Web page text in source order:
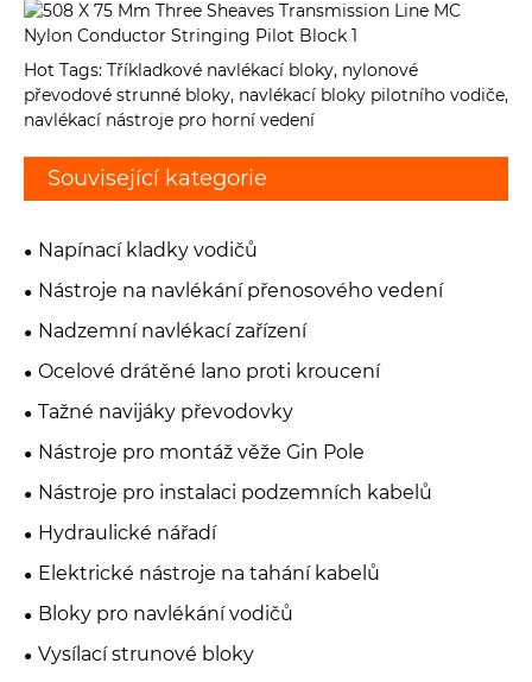
Hot Tags: Tříkladkové navlékací bloky, nylonové
převodové strunné bloky, navlékací bloky pilotního vodiče,
navlékací nástroje pro horní vedení
Související kategorie
Napínací kladky vodičů
Nástroje na navlékání přenosového vedení
Nadzemní navlékací zařízení
Ocelové drátěné lano proti kroucení
Tažné navijáky převodovky
Nástroje pro montáž věže Gin Pole
Nástroje pro instalaci podzemních kabelů
Hydraulické nářadí
Elektrické nástroje na tahání kabelů
Bloky pro navlékání vodičů
Vysílací strunové bloky